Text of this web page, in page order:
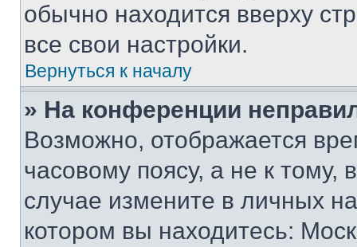
обычно находится вверху
все свои настройки.
Вернуться к началу
» На конференции
Возможно, отображается
часовому поясу, а не к тому,
случае измените в личных
котором вы находитесь: